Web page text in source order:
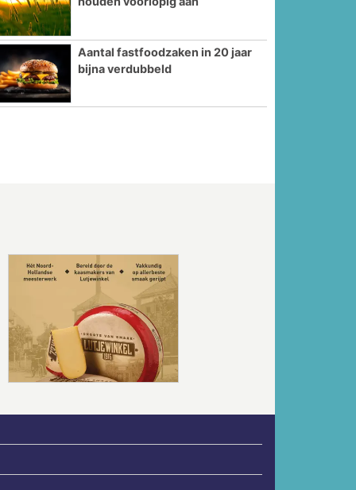
Aantal fastfoodzaken in 20 jaar
bijna verdubbeld